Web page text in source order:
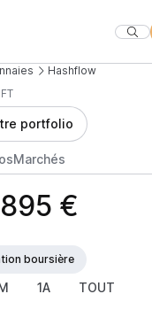
Hashflow
portfolio
Marchés
€
boursière
1A TOUT